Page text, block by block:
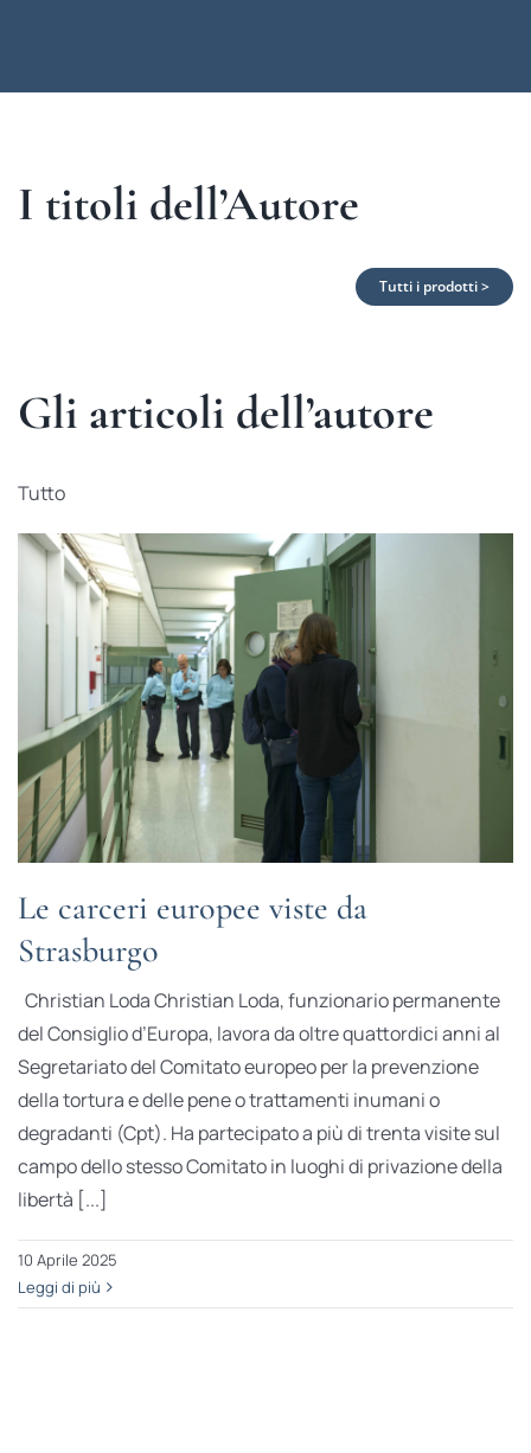
I titoli dell’Autore
Tutti i prodotti >
Gli articoli dell’autore
Tutto
Le carceri europee viste da
Strasburgo
Christian Loda Christian Loda, funzionario permanente
del Consiglio d’Europa, lavora da oltre quattordici anni al
Segretariato del Comitato europeo per la prevenzione
della tortura e delle pene o trattamenti inumani o
degradanti (Cpt). Ha partecipato a più di trenta visite sul
campo dello stesso Comitato in luoghi di privazione della
libertà [...]
10 Aprile 2025
Leggi di più